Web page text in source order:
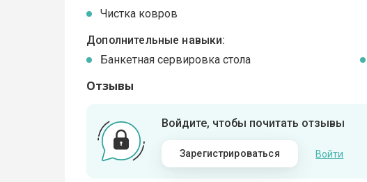
Чистка ковров
Дополнительные навыки:
Банкетная сервировка стола
Отзывы
Войдите, чтобы почитать отзывы
Зарегистрироваться Войти